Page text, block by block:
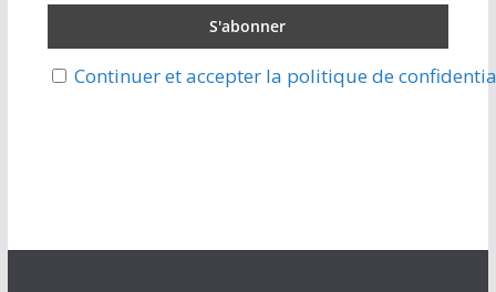
Continuer et accepter la politique de